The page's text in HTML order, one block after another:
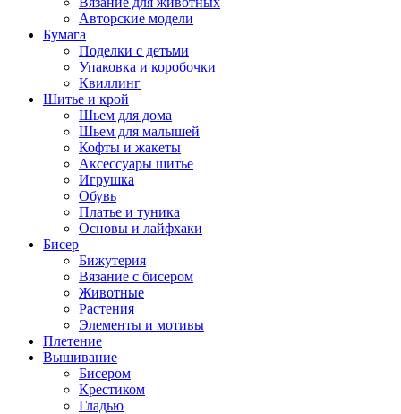
Авторские модели
Бумага
Поделки с детьми
Упаковка и коробочки
Квиллинг
Шитье и крой
Шьем для дома
Шьем для малышей
Кофты и жакеты
Аксессуары шитье
Игрушка
Обувь
Платье и туника
Основы и лайфхаки
Бисер
Бижутерия
Вязание с бисером
Животные
Растения
Элементы и мотивы
Плетение
Вышивание
Бисером
Крестиком
Гладью